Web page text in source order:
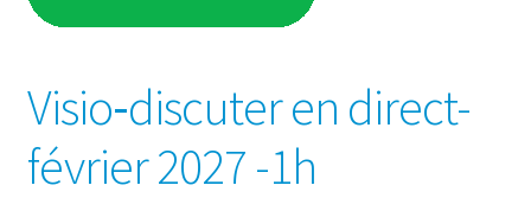
Visio‐discuter en direct-
février 2027 -1h